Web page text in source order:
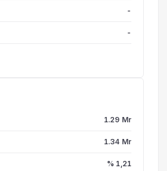
-
-
1.29 Mr
1.34 Mr
% 1,21